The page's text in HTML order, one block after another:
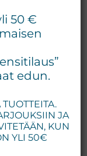
50 €
edun.
JA
KUN
YLI 50€